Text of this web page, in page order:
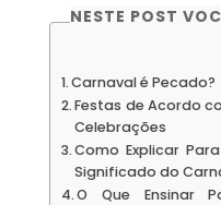
NESTE POST
Carnaval é Pecado?
Festas de Acordo
Celebrações
Como Explicar
Significado do
O Que Ensinar